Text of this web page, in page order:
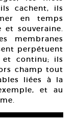
cachent, ils
en temps
et souveraine.
membranes
perpétuent
et continu; ils
champ tout
liées à la
et au